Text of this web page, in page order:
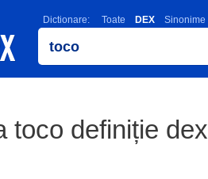
Dictionare: Toate DEX Sinonime
toco definiție dex